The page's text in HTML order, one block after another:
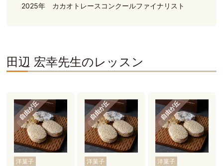
2025年 カカオトレースコンクールファイナリスト
田辺 宏幸先生のレッスン
自由が丘
洋菓子
自由が丘
洋菓子
自由が丘
洋菓子